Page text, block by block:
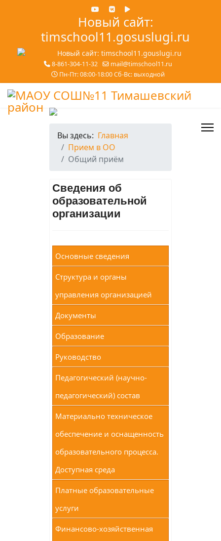
Новый сайт:
timschool11.gosuslugi.ru
8-861-304-11-32
mail@timschool11.ru
Пн-Пт: 08:00-18:00 Сб-Вс: выходной
Вы здесь: Главная
Прием в ОО
Общий приём
Сведения об
образовательной
организации
Основные сведения
Структура и органы
управления организацией
Документы
Образование
Руководство
Педагогический (научно-
педагогический) состав
Материально техническое
обеспечение и оснащенность
образовательного процесса.
Доступная среда
Платные образовательные
услуги
Финансово-хозяйственная